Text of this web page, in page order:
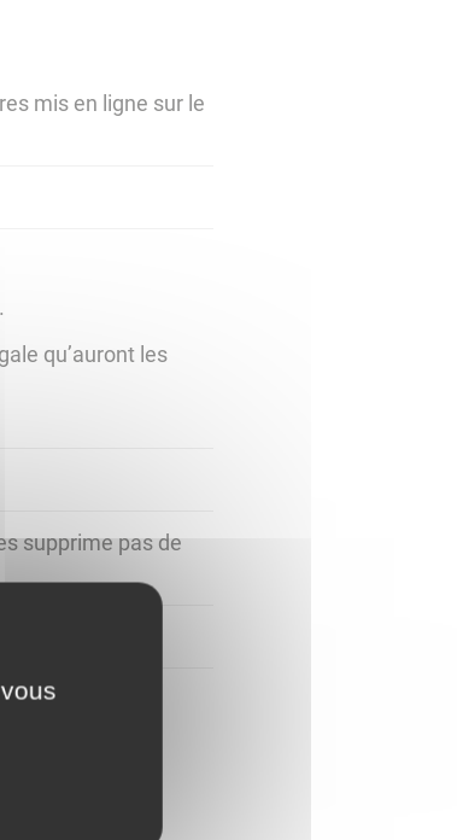
mis en ligne sur le
qu’auront les
supprime pas de